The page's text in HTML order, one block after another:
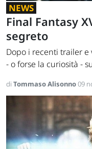
NEWS
Final Fantasy
segreto
Dopo i recenti trailer
- o forse la curiosità -
di Tommaso Alisonno09